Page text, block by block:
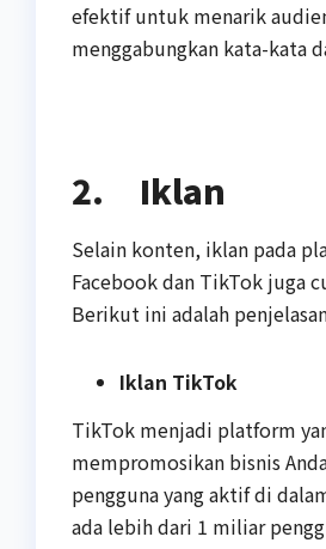
efektif untuk menarik
menggabungkan kata-kata
2. Iklan
Selain konten, iklan pada
Facebook dan TikTok juga
Berikut ini adalah
Iklan TikTok
TikTok menjadi platform
mempromosikan bisnis
pengguna yang aktif di
ada lebih dari 1 miliar